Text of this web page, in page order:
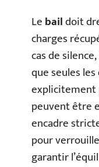
Lebaildoit
charges
cas de
que seules
explicitement
peuvent être
encadre
pour
garantir